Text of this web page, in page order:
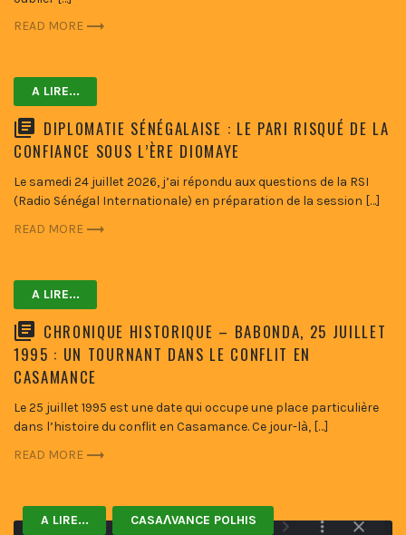
READ MORE
A LIRE...
DIPLOMATIE SÉNÉGALAISE : LE PARI RISQUÉ DE LA
CONFIANCE SOUS L’ÈRE DIOMAYE
Le samedi 24 juillet 2026, j’ai répondu aux questions de la RSI
(Radio Sénégal Internationale) en préparation de la session […]
READ MORE
A LIRE...
CHRONIQUE HISTORIQUE – BABONDA, 25 JUILLET
1995 : UN TOURNANT DANS LE CONFLIT EN
CASAMANCE
Le 25 juillet 1995 est une date qui occupe une place particulière
dans l’histoire du conflit en Casamance. Ce jour-là, […]
READ MORE
A LIRE... CASAɅVANCE POLHIS